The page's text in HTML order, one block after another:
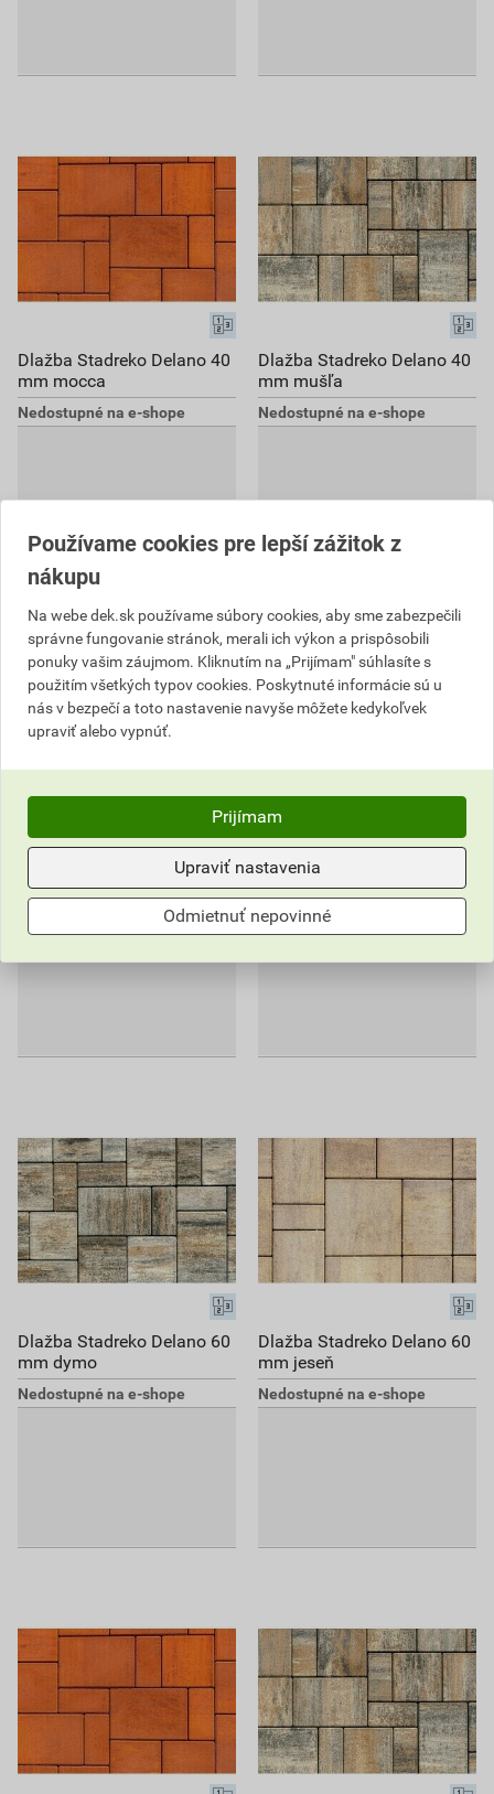
Dlažba Stadreko Delano 40
mm mocca
Nedostupné na e-shope
Dlažba Stadreko Delano 40
mm mušľa
Nedostupné na e-shope
Dlažba Stadreko Delano 40
Nedostupné na e-shope
Dlažba Stadreko Delano 40
mm sivá grafitová
Nedostupné na e-shope
Dlažba Stadreko Delano 60
mm dymo
Nedostupné na e-shope
Dlažba Stadreko Delano 60
mm jeseň
Nedostupné na e-shope
Používame cookies pre lepší zážitok z
nákupu
Na webe dek.sk používame súbory cookies, aby sme zabezpečili
správne fungovanie stránok, merali ich výkon a prispôsobili
ponuky vašim záujmom. Kliknutím na „Prijímam" súhlasíte s
použitím všetkých typov cookies. Poskytnuté informácie sú u
nás v bezpečí a toto nastavenie navyše môžete kedykoľvek
upraviť alebo vypnúť.
Prijímam
Upraviť nastavenia
Odmietnuť nepovinné